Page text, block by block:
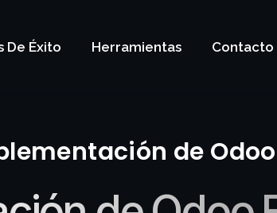
De Éxito Herramientas Contacto
de Odoo